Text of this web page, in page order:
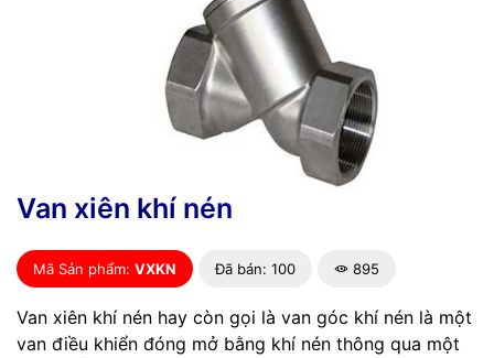
Van xiên khí nén
Mã Sản phẩm: VXKN Đã bán: 100 895
Van xiên khí nén hay còn gọi là van góc khí nén là một
van điều khiển đóng mở bằng khí nén thông qua một